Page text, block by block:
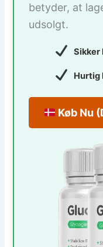
betyder, at
udsolgt.
Sikker
Hurtig
Køb Nu